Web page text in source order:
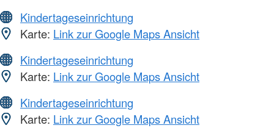
Kindertageseinrichtung
Karte: Link zur Google Maps Ansicht
Kindertageseinrichtung
Karte: Link zur Google Maps Ansicht
Kindertageseinrichtung
Karte: Link zur Google Maps Ansicht